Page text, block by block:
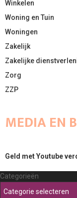
Winkelen
Woning en Tuin
Woningen
Zakelijk
Zakelijke
Zorg
ZZP
MEDIA EN
Geld met Youtube
Categorieën